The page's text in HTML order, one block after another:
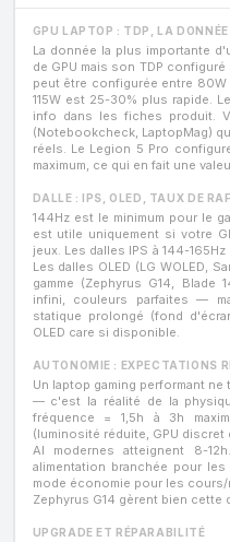
GPU LAPTOP : TDP, LA
La donnée la plus importante
de GPU mais son TDP
peut être configurée entre
115W est 25-30% plus rapide.
info dans les fiches produit.
(Notebookcheck, LaptopMag)
réels. Le Legion 5 Pro
maximum, ce qui en fait une
DALLE : IPS, OLED, TAUX DE
144Hz est le minimum pour le
est utile uniquement si votre
jeux. Les dalles IPS à 144-
Les dalles OLED (LG WOLED,
gamme (Zephyrus G14,
infini, couleurs parfaites —
statique prolongé (fond
OLED care si disponible.
AUTONOMIE : EXPECTATIONS
Un laptop gaming performant
— c'est la réalité de la
fréquence = 1,5h à 3h
(luminosité réduite, GPU
AI modernes atteignent 8-
alimentation branchée pour
mode économie pour les
Zephyrus G14 gèrent bien cette
UPGRADE ET RÉPARABILITÉ